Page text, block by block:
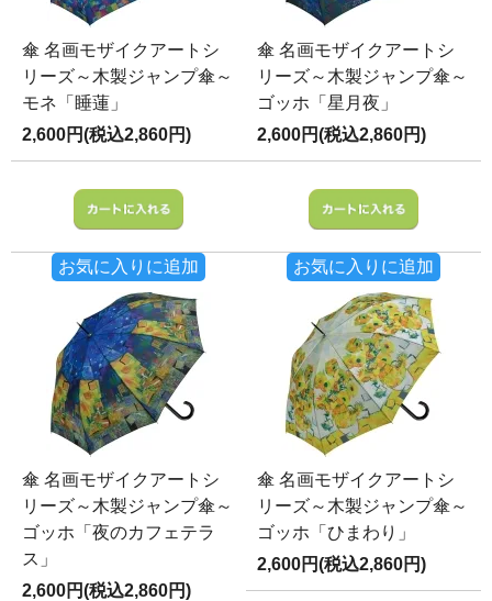
傘 名画モザイクアートシ
リーズ～木製ジャンプ傘～
モネ「睡蓮」
2,600円(税込2,860円)
お気に入りに追加
傘 名画モザイクアートシ
リーズ～木製ジャンプ傘～
ゴッホ「星月夜」
2,600円(税込2,860円)
お気に入りに追加
傘 名画モザイクアートシ
リーズ～木製ジャンプ傘～
ゴッホ「夜のカフェテラ
ス」
2,600円(税込2,860円)
傘 名画モザイクアートシ
リーズ～木製ジャンプ傘～
ゴッホ「ひまわり」
2,600円(税込2,860円)